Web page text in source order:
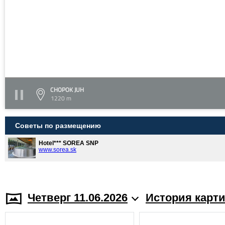
CHOPOK JUH
1220 m
Советы по размещению
Hotel*** SOREA SNP
www.sorea.sk
Четверг 11.06.2026 История